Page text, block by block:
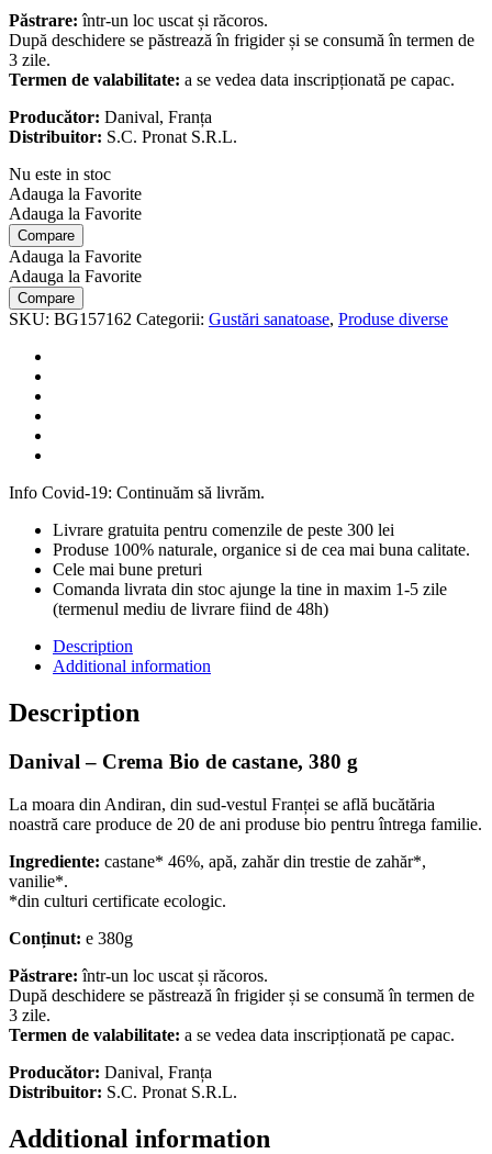
Păstrare: într-un loc uscat și răcoros.
După deschidere se păstrează în frigider și se consumă în termen de
3 zile.
Termen de valabilitate: a se vedea data inscripționată pe capac.
Producător: Danival, Franța
Distribuitor: S.C. Pronat S.R.L.
Nu este in stoc
Adauga la Favorite
Adauga la Favorite
Compare
Adauga la Favorite
Adauga la Favorite
Compare
SKU: BG157162 Categorii: Gustări sanatoase, Produse diverse
Info Covid-19: Continuăm să livrăm.
Livrare gratuita pentru comenzile de peste 300 lei
Produse 100% naturale, organice si de cea mai buna calitate.
Cele mai bune preturi
Comanda livrata din stoc ajunge la tine in maxim 1-5 zile
(termenul mediu de livrare fiind de 48h)
Description
Additional information
Description
Danival – Crema Bio de castane, 380 g
La moara din Andiran, din sud-vestul Franței se află bucătăria
noastră care produce de 20 de ani produse bio pentru întrega familie.
Ingrediente: castane* 46%, apă, zahăr din trestie de zahăr*,
vanilie*.
*din culturi certificate ecologic.
Conținut: e 380g
Păstrare: într-un loc uscat și răcoros.
După deschidere se păstrează în frigider și se consumă în termen de
3 zile.
Termen de valabilitate: a se vedea data inscripționată pe capac.
Producător: Danival, Franța
Distribuitor: S.C. Pronat S.R.L.
Additional information